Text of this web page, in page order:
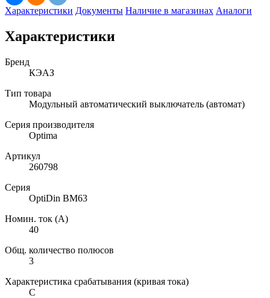
Характеристики Документы Наличие в магазинах Аналоги
Характеристики
Бренд
КЭАЗ
Тип товара
Модульный автоматический выключатель (автомат)
Серия производителя
Optima
Артикул
260798
Серия
OptiDin BM63
Номин. ток (А)
40
Общ. количество полюсов
3
Характеристика срабатывания (кривая тока)
C